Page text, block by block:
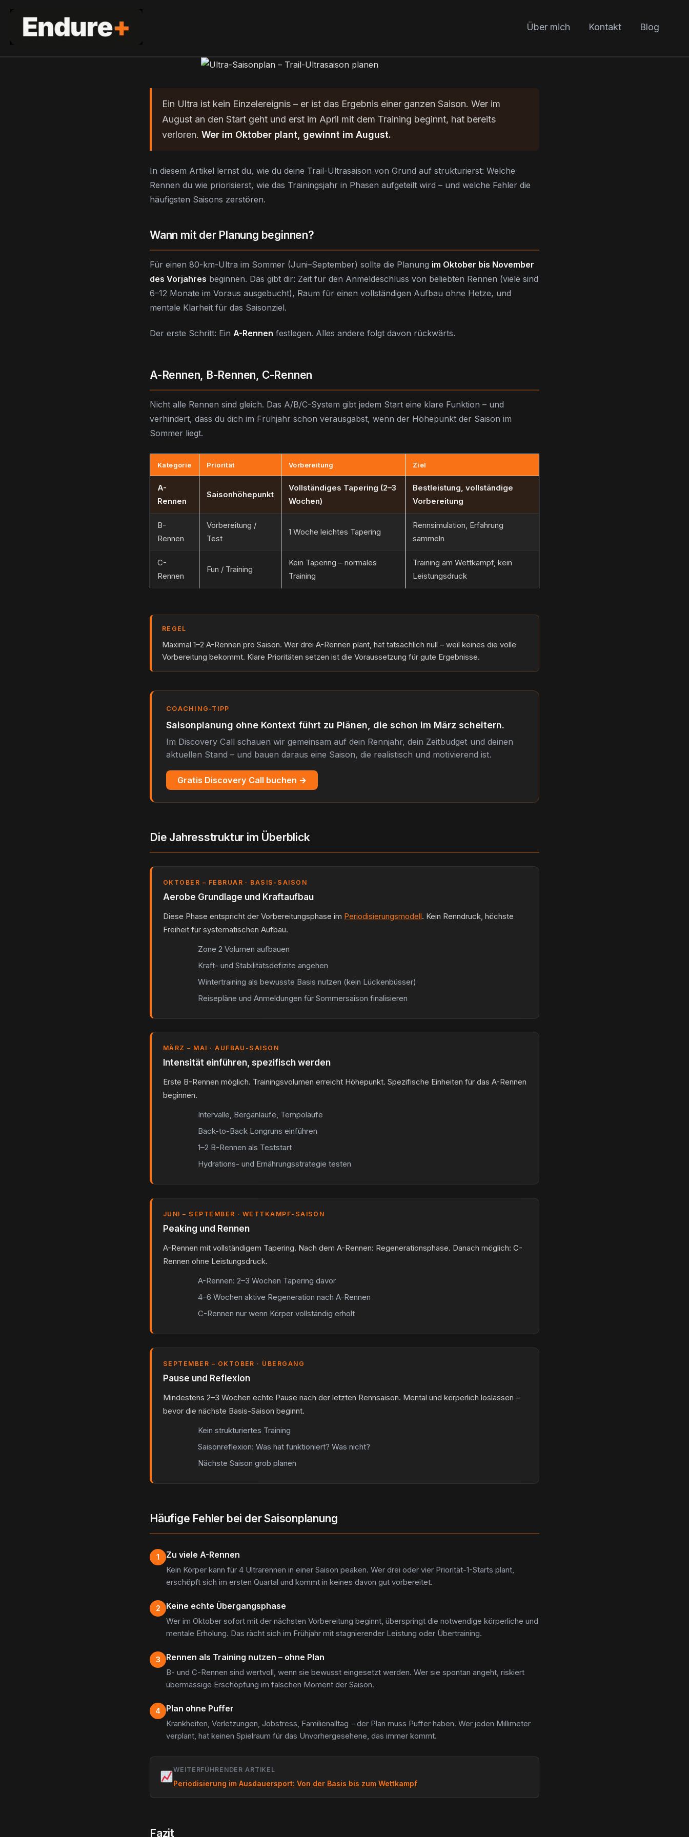
springen
Über mich Kontakt Blog
Ein Ultra ist kein Einzelereignis – er ist das Ergebnis einer ganzen Saison. Wer im
August an den Start geht und erst im April mit dem Training beginnt, hat bereits
verloren. Wer im Oktober plant, gewinnt im August.
In diesem Artikel lernst du, wie du deine Trail-Ultrasaison von Grund auf strukturierst: Welche
Rennen du wie priorisierst, wie das Trainingsjahr in Phasen aufgeteilt wird – und welche Fehler die
häufigsten Saisons zerstören.
Wann mit der Planung beginnen?
Für einen 80-km-Ultra im Sommer (Juni–September) sollte die Planung im Oktober bis November
des Vorjahres beginnen. Das gibt dir: Zeit für den Anmeldeschluss von beliebten Rennen (viele sind
6–12 Monate im Voraus ausgebucht), Raum für einen vollständigen Aufbau ohne Hetze, und
mentale Klarheit für das Saisonziel.
Der erste Schritt: Ein A-Rennen festlegen. Alles andere folgt davon rückwärts.
A-Rennen, B-Rennen, C-Rennen
Nicht alle Rennen sind gleich. Das A/B/C-System gibt jedem Start eine klare Funktion – und
verhindert, dass du dich im Frühjahr schon verausgabst, wenn der Höhepunkt der Saison im
Sommer liegt.
Kategorie Priorität Vorbereitung Ziel
A-
Rennen
Saisonhöhepunkt
Vollständiges Tapering (2–3
Wochen)
Bestleistung, vollständige
Vorbereitung
B-
Rennen
Vorbereitung /
Test
1 Woche leichtes Tapering
Rennsimulation, Erfahrung
sammeln
C-
Rennen
Fun / Training
Kein Tapering – normales
Training
Training am Wettkampf, kein
Leistungsdruck
REGEL
Maximal 1–2 A-Rennen pro Saison. Wer drei A-Rennen plant, hat tatsächlich null – weil keines die volle
Vorbereitung bekommt. Klare Prioritäten setzen ist die Voraussetzung für gute Ergebnisse.
COACHING-TIPP
Saisonplanung ohne Kontext führt zu Plänen, die schon im März scheitern.
Im Discovery Call schauen wir gemeinsam auf dein Rennjahr, dein Zeitbudget und deinen
aktuellen Stand – und bauen daraus eine Saison, die realistisch und motivierend ist.
Gratis Discovery Call buchen →
Die Jahresstruktur im Überblick
OKTOBER – FEBRUAR · BASIS-SAISON
Aerobe Grundlage und Kraftaufbau
Diese Phase entspricht der Vorbereitungsphase im Periodisierungsmodell. Kein Renndruck, höchste
Freiheit für systematischen Aufbau.
Zone 2 Volumen aufbauen
Kraft- und Stabilitätsdefizite angehen
Wintertraining als bewusste Basis nutzen (kein Lückenbüsser)
Reisepläne und Anmeldungen für Sommersaison finalisieren
MÄRZ – MAI · AUFBAU-SAISON
Intensität einführen, spezifisch werden
Erste B-Rennen möglich. Trainingsvolumen erreicht Höhepunkt. Spezifische Einheiten für das A-Rennen
beginnen.
Intervalle, Berganläufe, Tempoläufe
Back-to-Back Longruns einführen
1–2 B-Rennen als Teststart
Hydrations- und Ernährungsstrategie testen
JUNI – SEPTEMBER · WETTKAMPF-SAISON
Peaking und Rennen
A-Rennen mit vollständigem Tapering. Nach dem A-Rennen: Regenerationsphase. Danach möglich: C-
Rennen ohne Leistungsdruck.
A-Rennen: 2–3 Wochen Tapering davor
4–6 Wochen aktive Regeneration nach A-Rennen
C-Rennen nur wenn Körper vollständig erholt
SEPTEMBER – OKTOBER · ÜBERGANG
Pause und Reflexion
Mindestens 2–3 Wochen echte Pause nach der letzten Rennsaison. Mental und körperlich loslassen –
bevor die nächste Basis-Saison beginnt.
Kein strukturiertes Training
Saisonreflexion: Was hat funktioniert? Was nicht?
Nächste Saison grob planen
Häufige Fehler bei der Saisonplanung
1 Zu viele A-Rennen
Kein Körper kann für 4 Ultrarennen in einer Saison peaken. Wer drei oder vier Priorität-1-Starts plant,
erschöpft sich im ersten Quartal und kommt in keines davon gut vorbereitet.
2 Keine echte Übergangsphase
Wer im Oktober sofort mit der nächsten Vorbereitung beginnt, überspringt die notwendige körperliche und
mentale Erholung. Das rächt sich im Frühjahr mit stagnierender Leistung oder Übertraining.
3 Rennen als Training nutzen – ohne Plan
B- und C-Rennen sind wertvoll, wenn sie bewusst eingesetzt werden. Wer sie spontan angeht, riskiert
übermässige Erschöpfung im falschen Moment der Saison.
4 Plan ohne Puffer
Krankheiten, Verletzungen, Jobstress, Familienalltag – der Plan muss Puffer haben. Wer jeden Millimeter
verplant, hat keinen Spielraum für das Unvorhergesehene, das immer kommt.
WEITERFÜHRENDER ARTIKEL
Periodisierung im Ausdauersport: Von der Basis bis zum Wettkampf
Fazit